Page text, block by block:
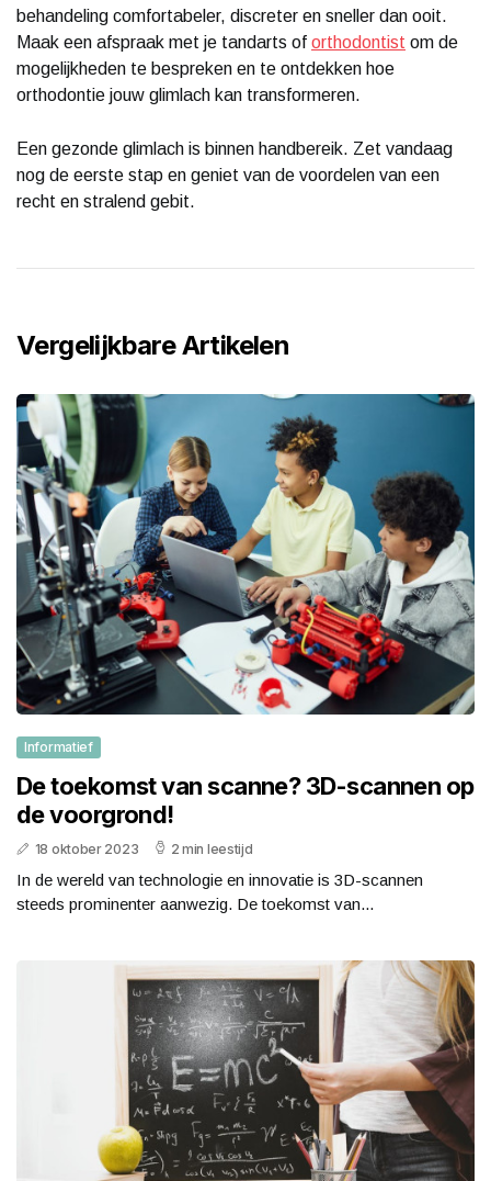
behandeling comfortabeler, discreter en sneller dan ooit.
Maak een afspraak met je tandarts of orthodontist om de
mogelijkheden te bespreken en te ontdekken hoe
orthodontie jouw glimlach kan transformeren.
Een gezonde glimlach is binnen handbereik. Zet vandaag
nog de eerste stap en geniet van de voordelen van een
recht en stralend gebit.
Vergelijkbare Artikelen
Informatief
De toekomst van scanne? 3D-scannen op
de voorgrond!
18 oktober 2023 2 min leestijd
In de wereld van technologie en innovatie is 3D-scannen
steeds prominenter aanwezig. De toekomst van...